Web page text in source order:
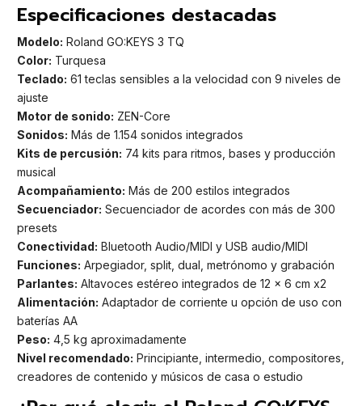
Especificaciones destacadas
Modelo: Roland GO:KEYS 3 TQ
Color: Turquesa
Teclado: 61 teclas sensibles a la velocidad con 9 niveles de
ajuste
Motor de sonido: ZEN-Core
Sonidos: Más de 1.154 sonidos integrados
Kits de percusión: 74 kits para ritmos, bases y producción
musical
Acompañamiento: Más de 200 estilos integrados
Secuenciador: Secuenciador de acordes con más de 300
presets
Conectividad: Bluetooth Audio/MIDI y USB audio/MIDI
Funciones: Arpegiador, split, dual, metrónomo y grabación
Parlantes: Altavoces estéreo integrados de 12 x 6 cm x2
Alimentación: Adaptador de corriente u opción de uso con
baterías AA
Peso: 4,5 kg aproximadamente
Nivel recomendado: Principiante, intermedio, compositores,
creadores de contenido y músicos de casa o estudio